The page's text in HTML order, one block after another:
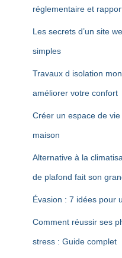
réglementaire et
Les secrets d’un site
simples
Travaux d isolation
améliorer votre confort
Créer un espace de
maison
Alternative à la
de plafond fait son
Évasion : 7 idées pour
Comment réussir ses
stress : Guide complet